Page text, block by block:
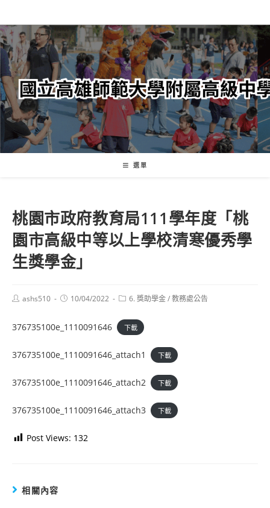
轉
至
主
內
容
選單
桃園市政府教育局111學年度「桃
園市高級中等以上學校清寒優秀學
生獎學金」
Postashs510
Post10/04/2022
Post6. 獎助學金/教務處公告
376735100e_1110091646 下載
376735100e_1110091646_attach1 下載
376735100e_1110091646_attach2 下載
376735100e_1110091646_attach3 下載
Post Views: 132
相關內容